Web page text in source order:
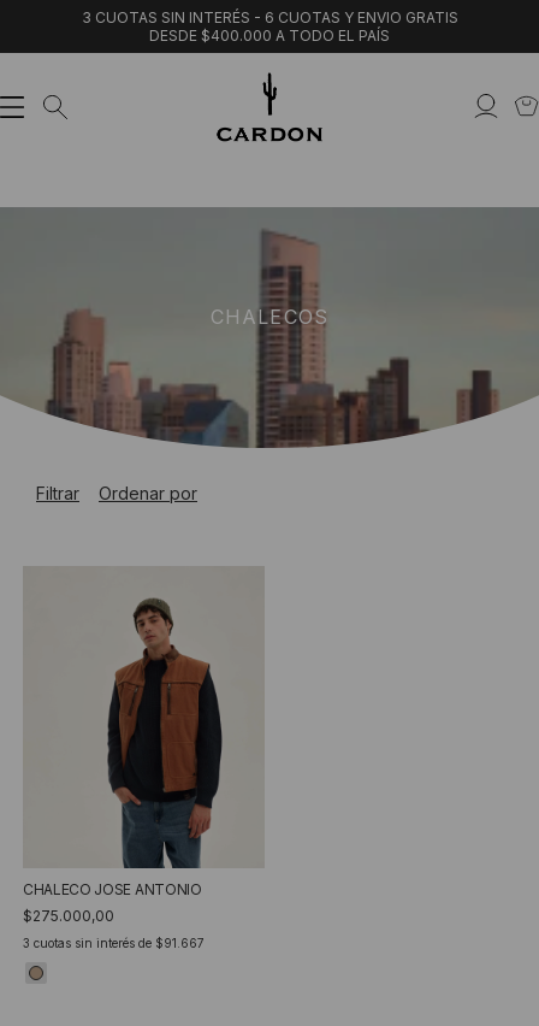
3 CUOTAS SIN INTERÉS - 6 CUOTAS Y ENVIO GRATIS
DESDE $400.000 A TODO EL PAÍS
CHALECOS
Filtrar Ordenar por
CHALECO JOSE ANTONIO
$275.000,00
3 cuotas sin interés de $91.667